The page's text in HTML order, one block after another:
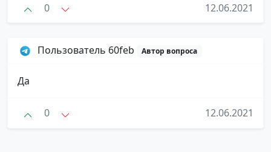
0 12.06.2021
Пользователь 60feb Автор вопроса
Да
0 12.06.2021